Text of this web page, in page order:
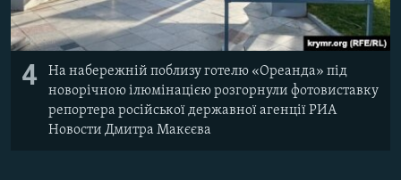
4
На набережній поблизу готелю «Ореанда» під
новорічною ілюмінацією розгорнули фотовиставку
репортера російської державної агенції РИА
Новости Дмитра Макєєва